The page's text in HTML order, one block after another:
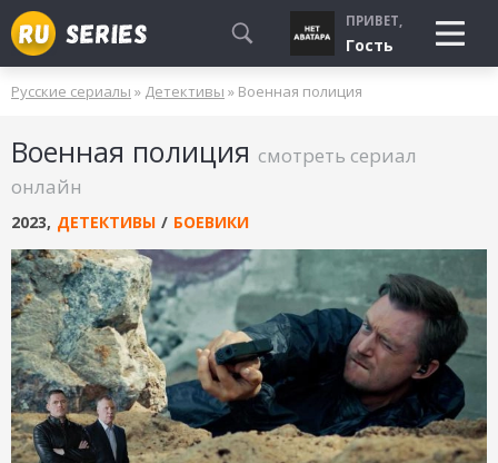
СМОТРЮ
БУДУ СМОТРЕТЬ
УЖЕ СМОТРЕЛ
ПРИВЕТ,
Гость
Русские сериалы » Детективы » Военная полиция
Военная полиция смотреть сериал
онлайн
2023, ДЕТЕКТИВЫ / БОЕВИКИ